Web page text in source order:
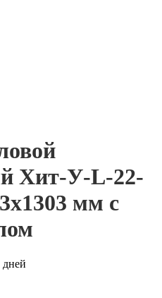
Хит-У-L-22-
мм с
дней